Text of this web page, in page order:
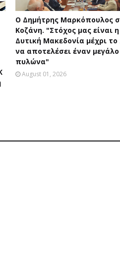
Ο Δημήτρης Μαρκόπουλος
Κοζάνη. "Στόχος μας είναι η
Δυτική Μακεδονία μέχρι το
να αποτελέσει έναν μεγάλο
πυλώνα"
August 01, 2026